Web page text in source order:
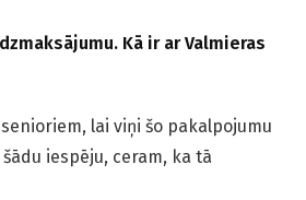
Kā ir ar Valmieras
lai viņi šo pakalpojumu
iespēju, ceram, ka tā